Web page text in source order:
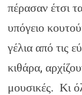
πέρασαν έτσι
υπόγειο
γέλια από τις
κιθάρα,
μουσικές. Κι